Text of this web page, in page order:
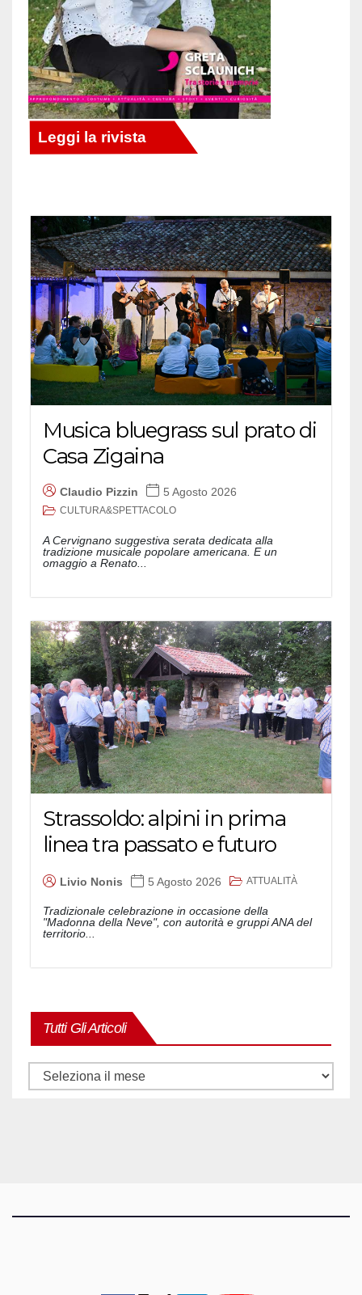
Musica bluegrass sul prato di
Casa Zigaina
Claudio Pizzin 5 Agosto 2026
CULTURA&SPETTACOLO
A Cervignano suggestiva serata dedicata alla
tradizione musicale popolare americana. E un
omaggio a Renato...
Strassoldo: alpini in prima
linea tra passato e futuro
Livio Nonis 5 Agosto 2026 ATTUALITÀ
Tradizionale celebrazione in occasione della
"Madonna della Neve", con autorità e gruppi ANA del
territorio...
Tutti Gli Articoli
Tutti